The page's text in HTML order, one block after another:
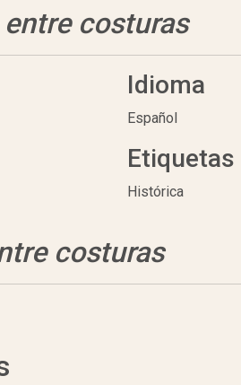
costuras
Idioma
Español
Etiquetas
Histórica
costuras